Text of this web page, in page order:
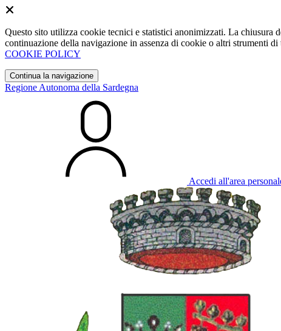
Questo sito utilizza cookie tecnici e statistici anonimizzati. La chiusura
continuazione della navigazione in assenza di cookie o altri strumenti
COOKIE POLICY
Continua la navigazione
Regione Autonoma della Sardegna
Accedi all'area